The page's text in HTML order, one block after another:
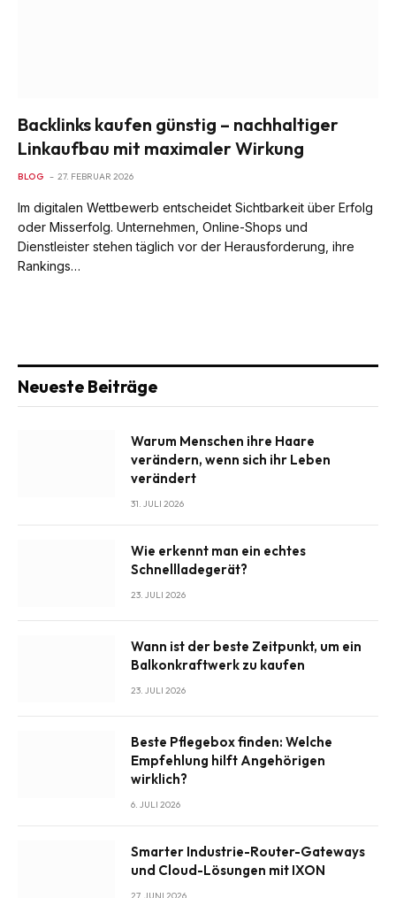
Backlinks kaufen günstig – nachhaltiger
Linkaufbau mit maximaler Wirkung
BLOG 27. FEBRUAR 2026
Im digitalen Wettbewerb entscheidet Sichtbarkeit über Erfolg
oder Misserfolg. Unternehmen, Online-Shops und
Dienstleister stehen täglich vor der Herausforderung, ihre
Rankings…
Neueste Beiträge
Warum Menschen ihre Haare
verändern, wenn sich ihr Leben
verändert
31. JULI 2026
Wie erkennt man ein echtes
Schnellladegerät?
23. JULI 2026
Wann ist der beste Zeitpunkt, um ein
Balkonkraftwerk zu kaufen
23. JULI 2026
Beste Pflegebox finden: Welche
Empfehlung hilft Angehörigen
wirklich?
6. JULI 2026
Smarter Industrie-Router-Gateways
und Cloud-Lösungen mit IXON
27. JUNI 2026